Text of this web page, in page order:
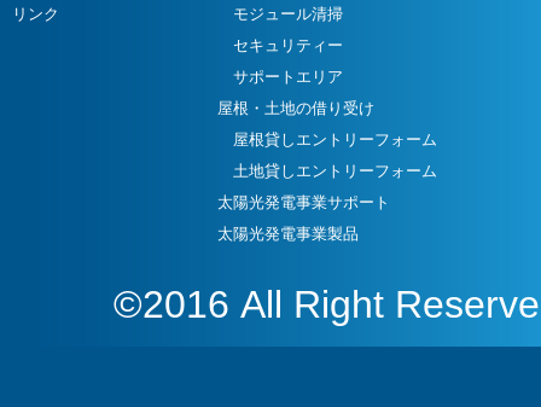
リンク
モジュール清掃
セキュリティー
サポートエリア
屋根・土地の借り受け
屋根貸しエントリーフォーム
土地貸しエントリーフォーム
太陽光発電事業サポート
太陽光発電事業製品
©2016 All Right